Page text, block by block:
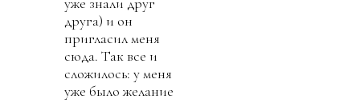
друга) и он
пригласил меня
сюда. Так все и
сложилось: у меня
уже было желание